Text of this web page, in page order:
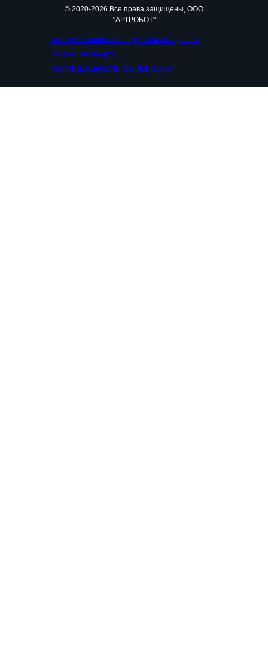
Политика обработки персональных данных
Публичная оферта
Политика обработки файлов cookie
© 2020-2026 Все права защищены, ООО
"АРТРОБОТ"